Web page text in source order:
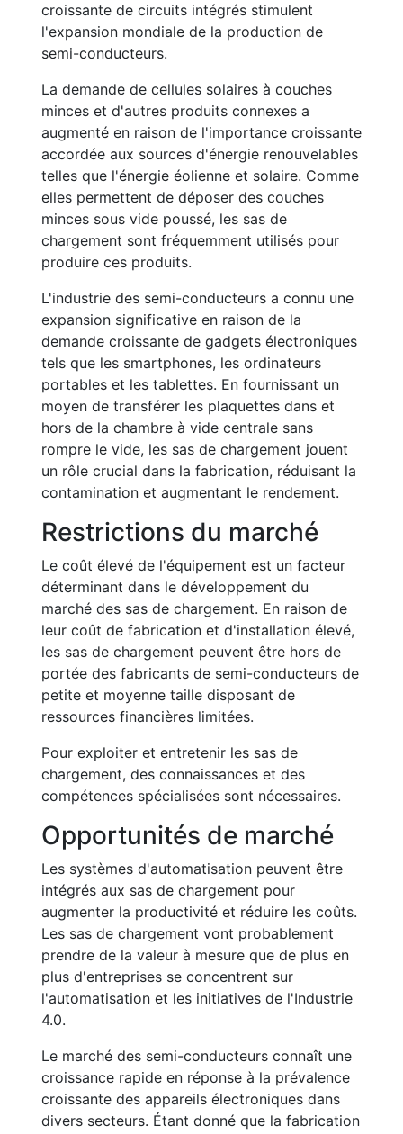
croissante de circuits intégrés stimulent
l'expansion mondiale de la production de
semi-conducteurs.
La demande de cellules solaires à couches
minces et d'autres produits connexes a
augmenté en raison de l'importance croissante
accordée aux sources d'énergie renouvelables
telles que l'énergie éolienne et solaire. Comme
elles permettent de déposer des couches
minces sous vide poussé, les sas de
chargement sont fréquemment utilisés pour
produire ces produits.
L'industrie des semi-conducteurs a connu une
expansion significative en raison de la
demande croissante de gadgets électroniques
tels que les smartphones, les ordinateurs
portables et les tablettes. En fournissant un
moyen de transférer les plaquettes dans et
hors de la chambre à vide centrale sans
rompre le vide, les sas de chargement jouent
un rôle crucial dans la fabrication, réduisant la
contamination et augmentant le rendement.
Restrictions du marché
Le coût élevé de l'équipement est un facteur
déterminant dans le développement du
marché des sas de chargement. En raison de
leur coût de fabrication et d'installation élevé,
les sas de chargement peuvent être hors de
portée des fabricants de semi-conducteurs de
petite et moyenne taille disposant de
ressources financières limitées.
Pour exploiter et entretenir les sas de
chargement, des connaissances et des
compétences spécialisées sont nécessaires.
Opportunités de marché
Les systèmes d'automatisation peuvent être
intégrés aux sas de chargement pour
augmenter la productivité et réduire les coûts.
Les sas de chargement vont probablement
prendre de la valeur à mesure que de plus en
plus d'entreprises se concentrent sur
l'automatisation et les initiatives de l'Industrie
4.0.
Le marché des semi-conducteurs connaît une
croissance rapide en réponse à la prévalence
croissante des appareils électroniques dans
divers secteurs. Étant donné que la fabrication